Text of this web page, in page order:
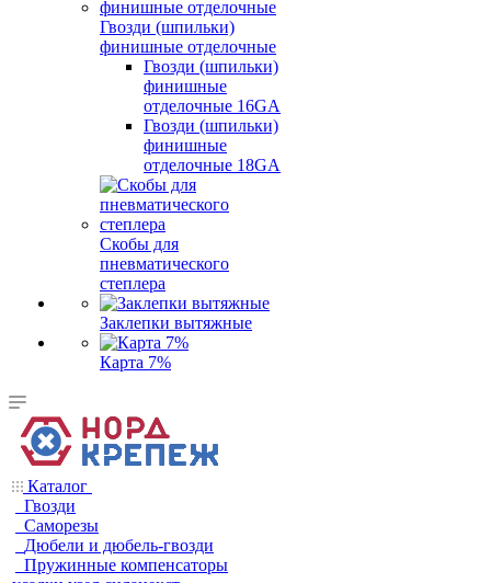
Гвозди (шпильки)
финишные отделочные
Гвозди (шпильки)
финишные
отделочные 16GA
Гвозди (шпильки)
финишные
отделочные 18GA
Скобы для
пневматического
степлера
Заклепки вытяжные
Карта 7%
Каталог
Гвозди
Саморезы
Дюбели и дюбель-гвозди
Пружинные компенсаторы